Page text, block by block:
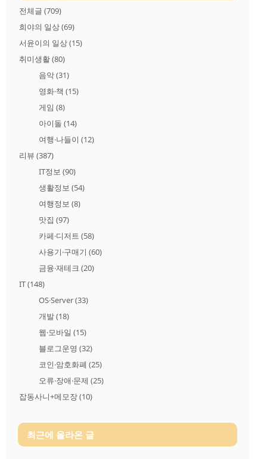
전체글 (709)
희야의 일상(69)
서윤이의 일상(15)
취미생활(80)
음악(31)
영화·책 (15)
게임 (8)
아이돌 (14)
여행·나들이 (12)
리뷰 (387)
IT정보 (90)
생활정보 (54)
여행정보 (8)
맛집 (97)
카페·디저트 (58)
사용기·구매기 (60)
금융·재테크 (20)
IT(148)
OS·Server(33)
개발(18)
웹·모바일 (15)
블로그운영 (32)
코인·암호화폐 (25)
오류·장애·문제 (25)
잡동사니+메모장(10)
최근에 올라온 글